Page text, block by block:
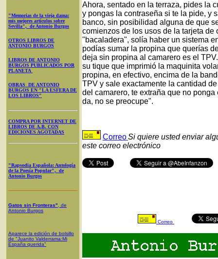
"Memorias de la vieja dama:
mis mejores artículos sobre
Sevilla", de Antonio Burgos
OTROS LIBROS DE
ANTONIO BURGOS
LIBROS DE ANTONIO
BURGOS PUBLICADOS POR
PLANETA
OBRAS DE ANTONIO
BURGOS EN "LA ESFERA DE
LOS LIBROS"
COMPRA POR INTERNET DE
LIBROS DE A.B. CON
EDICIONES AGOTADAS
"Rapsodia Española: Antología
de la Poesía Popular", de
Antonio Burgos
Gatos sin Fronteras" , de
Antonio Burgos
Aparece la edición de bolsillo
de "Juanito Valderrama:Mi
España querida"
Ahora, sentado en la terraza, pides la
y pongas la contraseña si te la pide, y
banco, sin posibilidad alguna de que
comienzos de los usos de la tarjeta
"bacaladera", solía haber un sistema
podías sumar la propina que querías
deja sin propina al camarero es el
su tique que imprimió la maquinita
propina, en efectivo, encima de la
TPV y sale exactamente la cantidad
del camarero, te extraña que no
da, no se preocupe".
CorreoSi quiere usted enviar
este correo electrónico
Correo